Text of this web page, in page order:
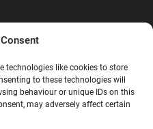
technologies like cookies to store
to these technologies will
behaviour or unique IDs on this
may adversely affect certain